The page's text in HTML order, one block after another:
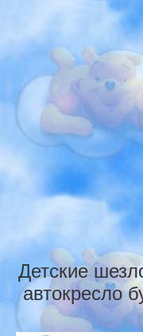
Детские
автокресло